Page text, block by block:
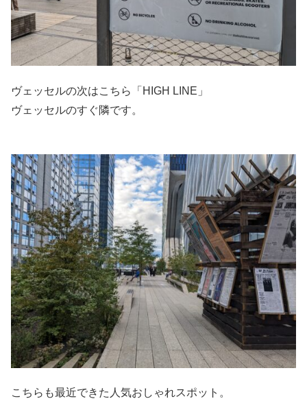
ヴェッセルの次はこちら「HIGH LINE」
ヴェッセルのすぐ隣です。
こちらも最近できた人気おしゃれスポット。